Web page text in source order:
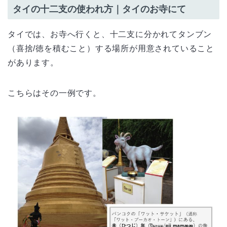
タイの十二支の使われ方｜タイのお寺にて
タイでは、お寺へ行くと、十二支に分かれてタンブン
（喜捨/徳を積むこと）する場所が用意されていること
があります。
こちらはその一例です。